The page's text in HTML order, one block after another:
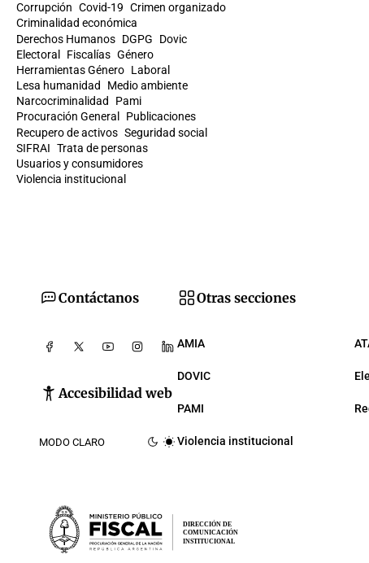
Corrupción Covid-19 Crimen organizado
Criminalidad económica
Derechos Humanos DGPG
Dovic
Electoral
Fiscalías Género
Herramientas Género Laboral
Lesa humanidad
Medio ambiente
Narcocriminalidad
Pami
Procuración General
Publicaciones
Recupero de activos Seguridad social
SIFRAI Trata de personas
Usuarios y consumidores
Violencia institucional
Contáctanos
Accesibilidad web
MODO CLARO
Otras secciones
AMIA
DOVIC
PAMI
Violencia institucional
DIRECCIÓN DE
COMUNICACIÓN
INSTITUCIONAL